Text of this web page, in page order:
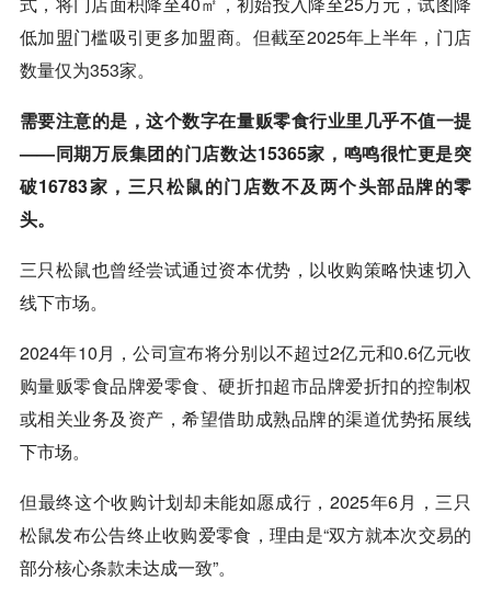
低加盟门槛吸引更多加盟商。但截至2025年上半年，门店
数量仅为353家。
需要注意的是，这个数字在量贩零食行业里几乎不值一提
——同期万辰集团的门店数达15365家，鸣鸣很忙更是突
破16783家，三只松鼠的门店数不及两个头部品牌的零
头。
三只松鼠也曾经尝试通过资本优势，以收购策略快速切入
线下市场。
2024年10月，公司宣布将分别以不超过2亿元和0.6亿元收
购量贩零食品牌爱零食、硬折扣超市品牌爱折扣的控制权
或相关业务及资产，希望借助成熟品牌的渠道优势拓展线
下市场。
但最终这个收购计划却未能如愿成行，2025年6月，三只
松鼠发布公告终止收购爱零食，理由是“双方就本次交易的
部分核心条款未达成一致”。